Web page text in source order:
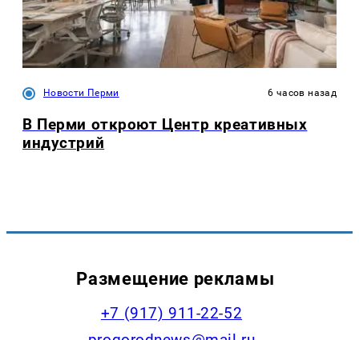
Новости Перми 6 часов назад
В Перми откроют Центр креативных
индустрий
Размещение рекламы
+7 (917) 911-22-52